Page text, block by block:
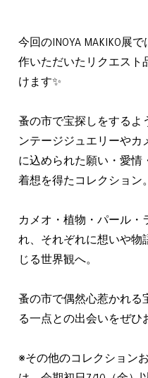
今回のINOYA MAKIKO展
作いただいたリクエスト
けます✨
蚤の市で宝探しをするよ
ンテージジュエリーやカ
に込められた願い・愛情
着想を得たコレクション。
カメオ・植物・パール・
れ、それぞれに想いや物
じる世界観へ。
蚤の市で偶然心惹かれる
る一点との出会いをぜひ
※その他のコレクション